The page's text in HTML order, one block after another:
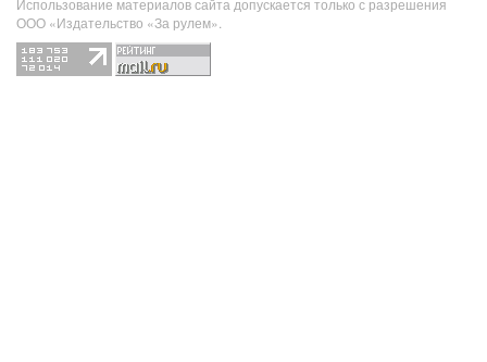
Использование материалов сайта допускается только с разрешения
ООО «Издательство «За рулем».